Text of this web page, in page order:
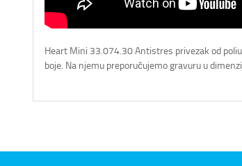
Heart Mini 33.074.30 Antistres privezak od
boje. Na njemu preporučujemo gravuru u